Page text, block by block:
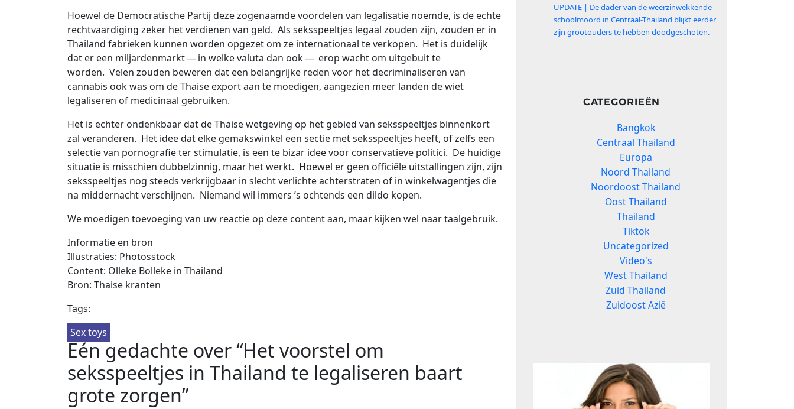
Hoewel de Democratische Partij deze zogenaamde voordelen van legalisatie noemde, is de echte
rechtvaardiging zeker het verdienen van geld. Als seksspeeltjes legaal zouden zijn, zouden er in
Thailand fabrieken kunnen worden opgezet om ze internationaal te verkopen. Het is duidelijk
dat er een miljardenmarkt — in welke valuta dan ook — erop wacht om uitgebuit te
worden. Velen zouden beweren dat een belangrijke reden voor het decriminaliseren van
cannabis ook was om de Thaise export aan te moedigen, aangezien meer landen de wiet
legaliseren of medicinaal gebruiken.
Het is echter ondenkbaar dat de Thaise wetgeving op het gebied van seksspeeltjes binnenkort
zal veranderen. Het idee dat elke gemakswinkel een sectie met seksspeeltjes heeft, of zelfs een
selectie van pornografie ter stimulatie, is een te bizar idee voor conservatieve politici. De huidige
situatie is misschien dubbelzinnig, maar het werkt. Hoewel er geen officiële uitstallingen zijn, zijn
seksspeeltjes nog steeds verkrijgbaar in slecht verlichte achterstraten of in winkelwagentjes die
na middernacht verschijnen. Niemand wil immers ’s ochtends een dildo kopen.
We moedigen toevoeging van uw reactie op deze content aan, maar kijken wel naar taalgebruik.
Informatie en bron
Illustraties: Photosstock
Content: Olleke Bolleke in Thailand
Bron: Thaise kranten
Tags:
Sex toys
Eén gedachte over “Het voorstel om
seksspeeltjes in Thailand te legaliseren baart
grote zorgen”
UPDATE | De dader van de weerzinwekkende
schoolmoord in Centraal-Thailand blijkt eerder
zijn grootouders te hebben doodgeschoten.
CATEGORIEËN
Bangkok
Centraal Thailand
Europa
Noord Thailand
Noordoost Thailand
Oost Thailand
Thailand
Tiktok
Uncategorized
Video's
West Thailand
Zuid Thailand
Zuidoost Azië